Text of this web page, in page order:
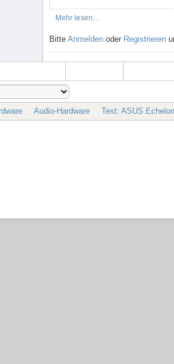
Mehr lesen...
Bitte Anmelden oder Registrieren
Audio-Hardware Test: ASUS